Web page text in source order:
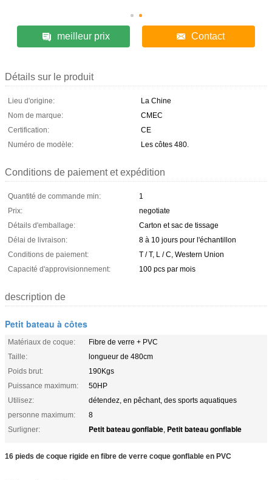
meilleur prix Contact
Détails sur le produit
Lieu d'origine:
La Chine
Nom de marque:
CMEC
Certification:
CE
Numéro de modèle:
Les côtes 480.
Conditions de paiement et expédition
Quantité de commande min:
1
Prix:
negotiate
Détails d'emballage:
Carton et sac de tissage
Délai de livraison:
8 à 10 jours pour l'échantillon
Conditions de paiement:
T / T, L / C, Western Union
Capacité d'approvisionnement:
100 pcs par mois
description de
Petit bateau à côtes
Matériaux de coque:
Fibre de verre + PVC
Taille:
longueur de 480cm
Poids brut:
190Kgs
Puissance maximum:
50HP
Utilisez:
détendez, en pêchant, des sports aquatiques
personne maximum:
8
Surligner:
Petit bateau gonflable, Petit bateau gonflable
16 pieds de coque rigide en fibre de verre coque gonflable en PVC